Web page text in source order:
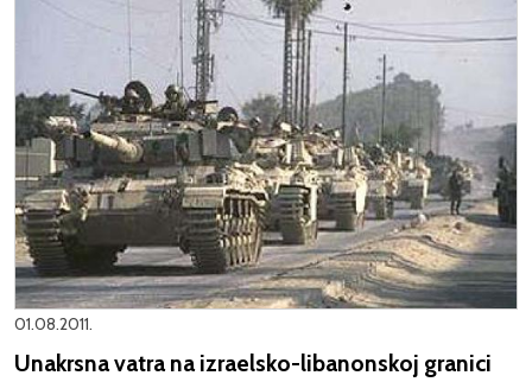
01.08.2011.
Unakrsna vatra na izraelsko-libanonskoj granici